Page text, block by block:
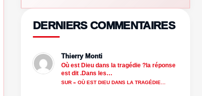
DERNIERS COMMENTAIRES
Thierry Monti
Où est Dieu dans la tragédie ?la réponse
est dit .Dans les…
SUR « OÙ EST DIEU DANS LA TRAGÉDIE…